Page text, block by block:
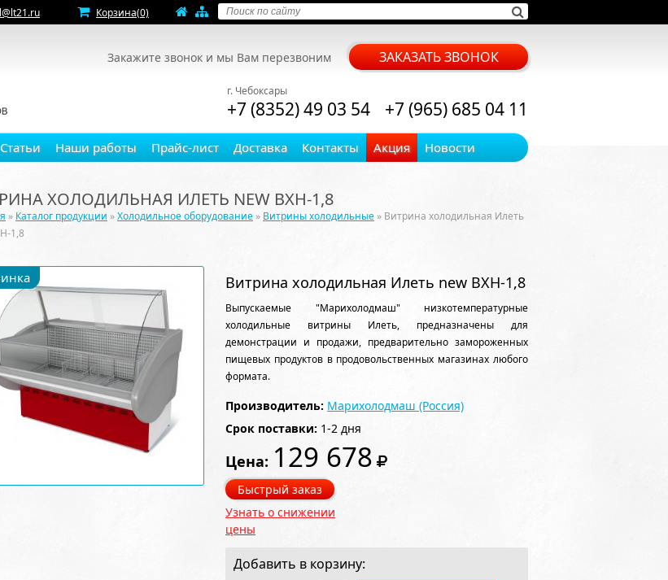
Корзина(0)
Закажите звонок и мы Вам перезвоним ЗАКАЗАТЬ ЗВОНОК
г. Чебоксары
+7 (8352) 49 03 54 +7 (965) 685 04 11
Статьи Наши работы Прайс-лист Доставка Контакты Акция Новости
ХОЛОДИЛЬНАЯ ИЛЕТЬ NEW ВХН-1,8
» Каталог продукции »Холодильное оборудование » Витрины холодильные » Витрина холодильная Илеть
1,8
Витрина холодильная Илеть new ВХН-1,8
Выпускаемые "Марихолодмаш" низкотемпературные
холодильные витрины Илеть, предназначены для
демонстрации и продажи, предварительно замороженных
пищевых продуктов в продовольственных магазинах любого
формата.
Производитель: Марихолодмаш (Россия)
Срок поставки: 1-2 дня
Цена: 129 678
Быстрый заказ
Узнать о снижении
цены
Добавить в корзину: